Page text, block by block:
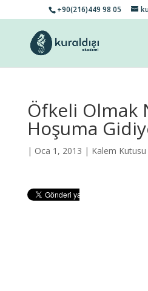
+90(216)449 98 05
Öfkeli Olmak
Hoşuma
| Oca 1, 2013 | Kalem Kutusu